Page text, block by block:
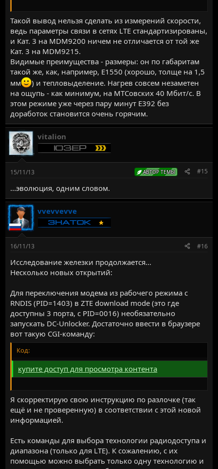
Такой вывод нельзя сделать из измерений скорости,
ведь параметры связи в сетях LTE стандартизированы,
и Кат. 3 на MDM9200 ничем не отличается от той же
Кат. 3 на MDM9215.
Видимые преимущества - размеры: он по габаритам
такой же, как, например, E1550 (хорошо, толще на 1,5
мм
) и тепловыделение. Нагрев совсем незаметен
на ощупь - как минимум, на МТСовских 40 Мбит/с. В
этом режиме уже через пару минут E392 без
доработок становится очень горячим.
vitalion
15/11/13 АВТОР ТЕМЫ #15
...эволюция, одним словом.
vvevvevve
16/11/13 #16
Исследование железки продолжается...
Несколько новых открытий:
Для переключения модема из рабочего режима с
RNDIS (PID=1403) в ZTE download mode (это где
доступны 3 порта, с PID=0016) необязательно
запускать DC-Unlocker. Достаточно ввести в браузере
вот такую CGI-команду:
Код:
купите доступ для просмотра контента
Я скорректирую свою инструкцию по разлочке (так
ещё и не проверенную) в соответствии с этой новой
информацией.
Есть команды для выбора технологии радиодоступа и
диапазона (только для LTE). К сожалению, с их
помощью можно выбрать только одну технологию и